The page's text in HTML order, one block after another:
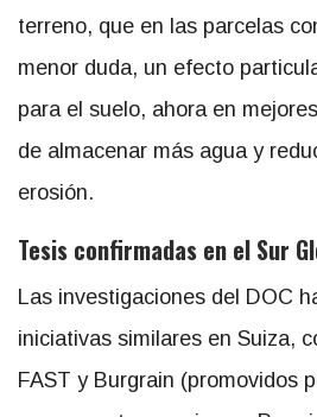
terreno, que en las parcelas
menor duda, un efecto
para el suelo, ahora en
de almacenar más agua y
erosión.
Tesis confirmadas en el Sur
Las investigaciones del DOC
iniciativas similares en Suiza,
FAST y Burgrain (promovidos